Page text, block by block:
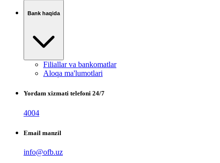
Bank haqida
Filiallar va bankomatlar
Aloqa ma'lumotlari
Yordam xizmati telefoni 24/7
4004
Email manzil
info@ofb.uz